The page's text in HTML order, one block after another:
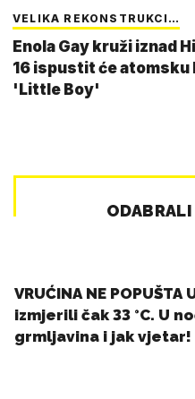
VELIKA REKONSTRUKCI…
Enola Gay kruži iznad
16 ispustit će atomsku
'Little Boy'